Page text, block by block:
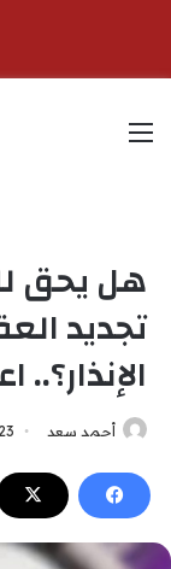
القائمة
هل يحق
تجديد
أحمد سعد